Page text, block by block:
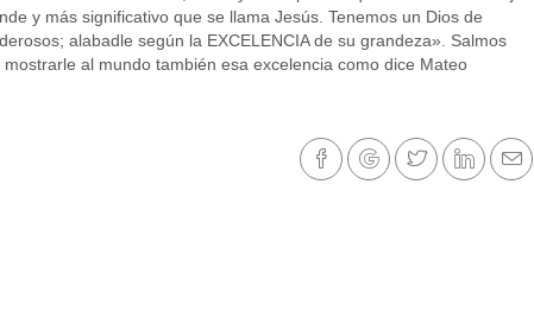
y más significativo que se llama Jesús. Tenemos un Dios de
alabadle según la EXCELENCIA de su grandeza». Salmos
al mundo también esa excelencia como dice Mateo